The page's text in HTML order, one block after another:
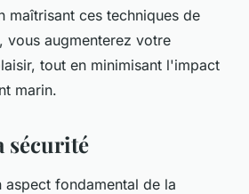
maîtrisant ces techniques de
vous augmenterez votre
tout en minimisant l'impact
marin.
sécurité
aspect fondamental de la